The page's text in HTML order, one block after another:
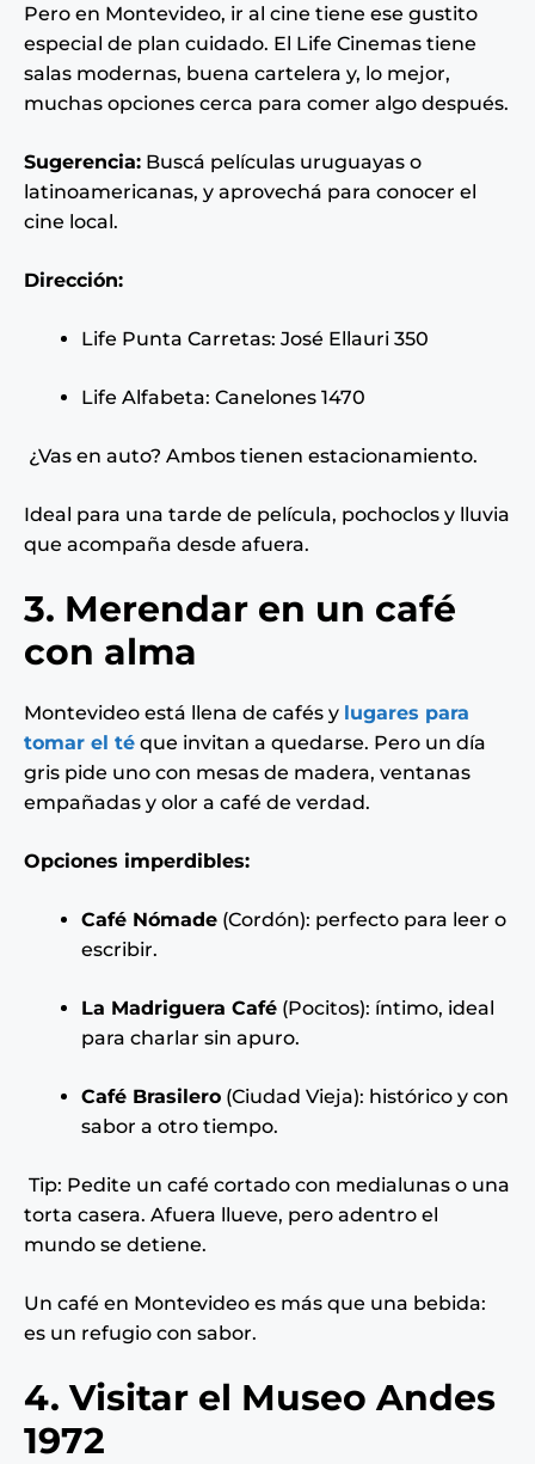
Pero en Montevideo, ir al cine tiene ese gustito
especial de plan cuidado. El Life Cinemas tiene
salas modernas, buena cartelera y, lo mejor,
muchas opciones cerca para comer algo después.
Sugerencia: Buscá películas uruguayas o
latinoamericanas, y aprovechá para conocer el
cine local.
Dirección:
Life Punta Carretas: José Ellauri 350
Life Alfabeta: Canelones 1470
¿Vas en auto? Ambos tienen estacionamiento.
Ideal para una tarde de película, pochoclos y lluvia
que acompaña desde afuera.
3. Merendar en un café
con alma
Montevideo está llena de cafés y lugares para
tomar el té que invitan a quedarse. Pero un día
gris pide uno con mesas de madera, ventanas
empañadas y olor a café de verdad.
Opciones imperdibles:
Café Nómade (Cordón): perfecto para leer o
escribir.
La Madriguera Café (Pocitos): íntimo, ideal
para charlar sin apuro.
Café Brasilero (Ciudad Vieja): histórico y con
sabor a otro tiempo.
Tip: Pedite un café cortado con medialunas o una
torta casera. Afuera llueve, pero adentro el
mundo se detiene.
Un café en Montevideo es más que una bebida:
es un refugio con sabor.
4. Visitar el Museo Andes
1972